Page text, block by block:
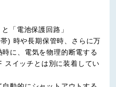
「電池保護回路」
) 時や長期保管時、さらに万
に、電気を物理的断電する
スイッチとは別に装着してい